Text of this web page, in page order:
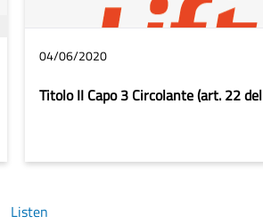
04/06/2020
Titolo II Capo 3 Circolante (art. 22
Listen